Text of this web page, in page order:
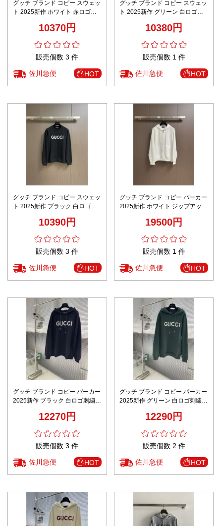
グッチ ブランド コピー スウェッ
ト 2025新作 ホワイト 赤ロゴ刺
高品質仕上げ 安心サイト
10370円
販売個数 3 件
佐川急便 HOT
グッチ ブランド コピー スウェッ
ト 2025新作 グリーン 白ロゴ刺
高品質仕上げ 安心サイト
10380円
販売個数 1 件
佐川急便 HOT
グッチ ブランド コピー スウェッ
ト 2025新作 ブラック 白ロゴ刺
高品質仕上げ 安心サイト
10390円
販売個数 3 件
佐川急便 HOT
グッチ ブランド コピー パーカー
2025新作 ホワイト ジップアップ
心地 高級感仕上げ 安心サイト
19500円
販売個数 1 件
佐川急便 HOT
グッチ ブランド コピー パーカー
2025新作 ブラック 白ロゴ刺繍
質仕上げ 安心サイト
12270円
販売個数 3 件
佐川急便 HOT
グッチ ブランド コピー パーカー
2025新作 グリーン 白ロゴ刺繍
質仕上げ 安心サイト
12290円
販売個数 2 件
佐川急便 HOT